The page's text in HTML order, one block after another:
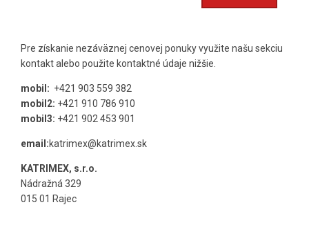
Pre získanie nezáväznej cenovej ponuky využite našu sekciu
kontakt alebo použite kontaktné údaje nižšie.
mobil: +421 903 559 382
mobil2: +421 910 786 910
mobil3: +421 902 453 901
email:katrimex@katrimex.sk
KATRIMEX, s.r.o.
Nádražná 329
015 01 Rajec